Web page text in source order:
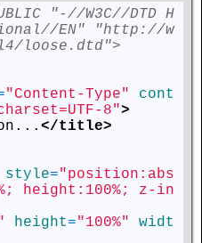
"-//W3C//DTD H
EN" "http://w
loose.dtd">
"Content-Type"
cont
8">
</title>
style="position:abs
height:100%; z-in
height="100%"
widt